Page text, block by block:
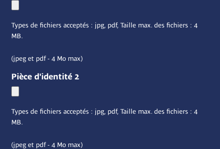
Types de fichiers acceptés : jpg, pdf, Taille max. des fichiers : 4
MB.
(jpeg et pdf - 4 Mo max)
Pièce d'identité 2
Types de fichiers acceptés : jpg, pdf, Taille max. des fichiers : 4
MB.
(jpeg et pdf - 4 Mo max)